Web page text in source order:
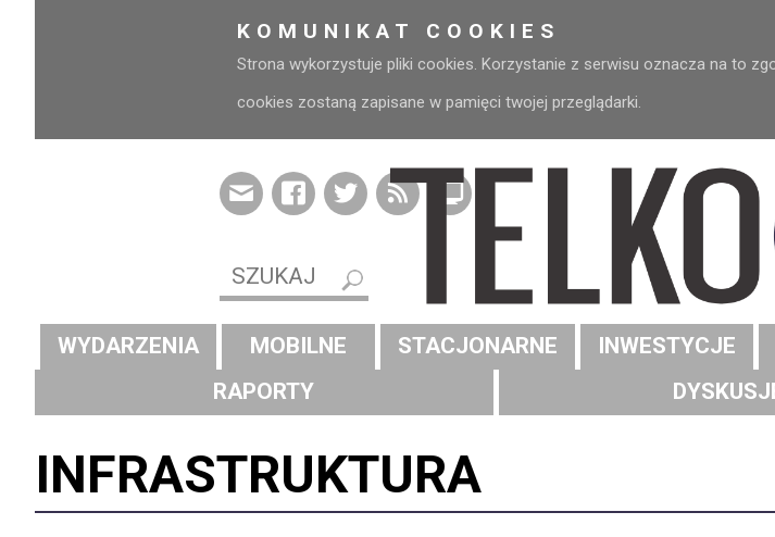
KOMUNIKAT COOKIES
Strona wykorzystuje pliki cookies. Korzystanie z serwisu oznacza na to
cookies zostaną zapisane w pamięci twojej przeglądarki.
WYDARZENIA MOBILNE STACJONARNE INWESTYCJE
RAPORTY
INFRASTRUKTURA